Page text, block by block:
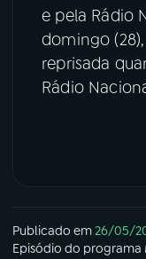
e pela Rádio
domingo
reprisada
Rádio
Publicado em26/05/
Episódio do programa